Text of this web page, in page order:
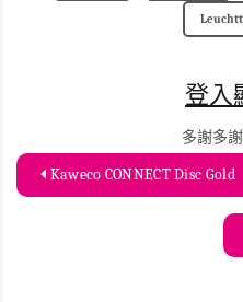
登入
多謝多
Kaweco CONNECT Disc Gold